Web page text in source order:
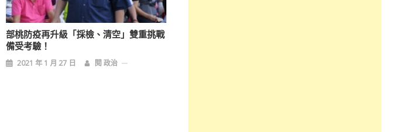
部桃防疫再升級「採檢、清空」雙重挑戰
備受考驗！
2021 年 1 月 27 日 閱 政治